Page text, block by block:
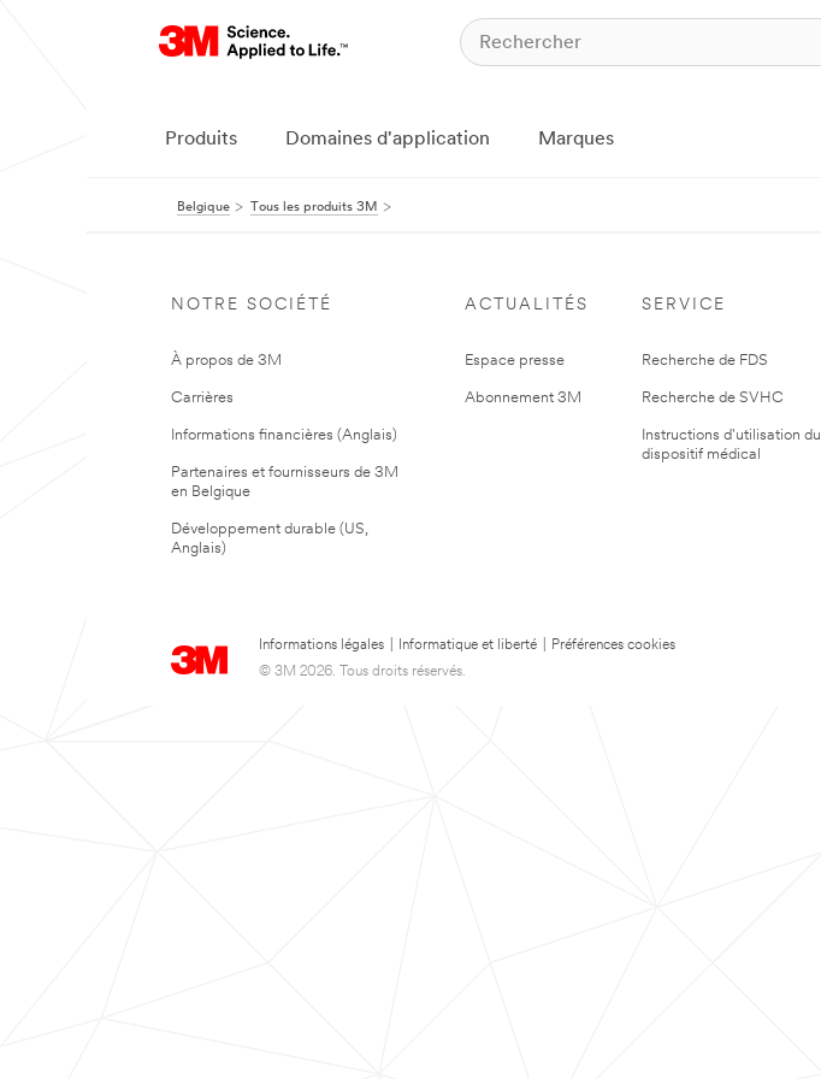
Produits Domaines d'application Marques
Belgique Tous les produits 3M
NOTRE SOCIÉTÉ
À propos de 3M
Carrières
Informations financières (Anglais)
Partenaires et fournisseurs de 3M
en Belgique
Développement durable (US,
Anglais)
ACTUALITÉS
Espace presse
Abonnement 3M
SERVICE
Recherche de FDS
Recherche de SVHC
Instructions d'utilisation du
dispositif médical
Informations légales Informatique et liberté
Préférences cookies
© 3M 2026. Tous droits réservés.